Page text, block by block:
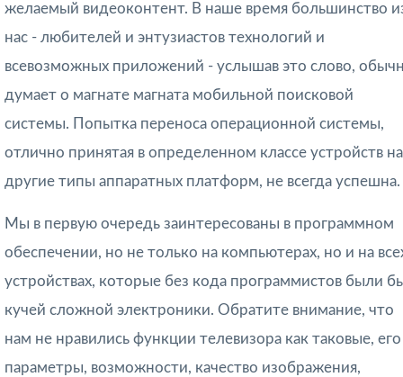
желаемый видеоконтент. В наше время большинство
нас - любителей и энтузиастов технологий и
всевозможных приложений - услышав это слово,
думает о магнате магната мобильной поисковой
системы. Попытка переноса операционной системы,
отлично принятая в определенном классе устройств на
другие типы аппаратных платформ, не всегда успешна.
Мы в первую очередь заинтересованы в программном
обеспечении, но не только на компьютерах, но и на
устройствах, которые без кода программистов были
кучей сложной электроники. Обратите внимание, что
нам не нравились функции телевизора как таковые, его
параметры, возможности, качество изображения,